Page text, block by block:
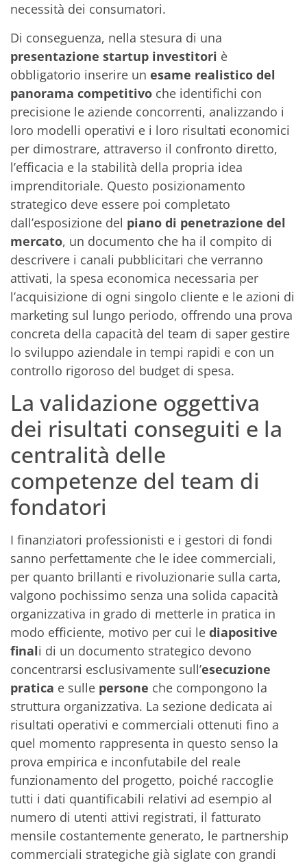
necessità dei consumatori.
Di conseguenza, nella stesura di una
presentazione startup investitori è
obbligatorio inserire un esame realistico del
panorama competitivo che identifichi con
precisione le aziende concorrenti, analizzando i
loro modelli operativi e i loro risultati economici
per dimostrare, attraverso il confronto diretto,
l’efficacia e la stabilità della propria idea
imprenditoriale. Questo posizionamento
strategico deve essere poi completato
dall’esposizione del piano di penetrazione del
mercato, un documento che ha il compito di
descrivere i canali pubblicitari che verranno
attivati, la spesa economica necessaria per
l’acquisizione di ogni singolo cliente e le azioni di
marketing sul lungo periodo, offrendo una prova
concreta della capacità del team di saper gestire
lo sviluppo aziendale in tempi rapidi e con un
controllo rigoroso del budget di spesa.
La validazione oggettiva
dei risultati conseguiti e la
centralità delle
competenze del team di
fondatori
I finanziatori professionisti e i gestori di fondi
sanno perfettamente che le idee commerciali,
per quanto brillanti e rivoluzionarie sulla carta,
valgono pochissimo senza una solida capacità
organizzativa in grado di metterle in pratica in
modo efficiente, motivo per cui le diapositive
finali di un documento strategico devono
concentrarsi esclusivamente sull’esecuzione
pratica e sulle persone che compongono la
struttura organizzativa. La sezione dedicata ai
risultati operativi e commerciali ottenuti fino a
quel momento rappresenta in questo senso la
prova empirica e inconfutabile del reale
funzionamento del progetto, poiché raccoglie
tutti i dati quantificabili relativi ad esempio al
numero di utenti attivi registrati, il fatturato
mensile costantemente generato, le partnership
commerciali strategiche già siglate con grandi